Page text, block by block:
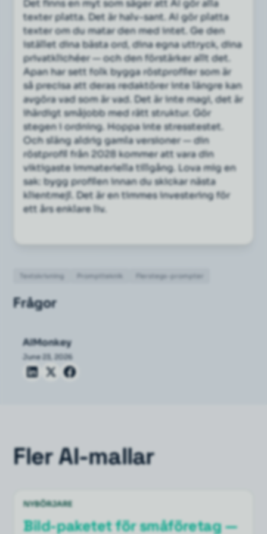
Det finns en myt som säger att AI gör alla
texter platta. Det är halv-sant. AI gör platta
texter om du matar den med intet. Ge den
istället dina bästa ord, dina egna uttryck, dina
privatklichéer — och den förstärker allt det.
Apan har sett folk bygga röstprofiler som är
så precisa att deras redaktörer inte längre kan
avgöra vad som är vad. Det är inte magi, det är
ihärdigt småjobb med rätt struktur. Gör
stegen i ordning. Hoppa inte stresstestet.
Och släng aldrig gamla versioner — din
röstprofil från 2028 kommer att vara din
viktigaste immateriella tillgång. Lova mig en
sak: bygg profileninnandu skickar nästa
klientmejl. Det är en timmes investering för
ett års enklare liv.
Textskrivning Promptteknik Flerstegs-prompter
Frågor
AIMonkey
June 23, 2026
Fler AI-mallar
NYBÖRJARE
Bild-paketet för småföretag —